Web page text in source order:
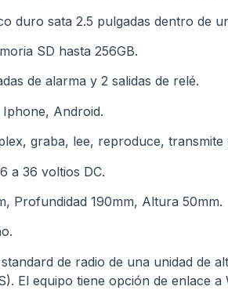
duro sata 2.5 pulgadas dentro de
SD hasta 256GB.
de alarma y 2 salidas de relé.
Android.
graba, lee, reproduce, transmite
a 36 voltios DC.
Profundidad 190mm, Altura 50mm.
de radio de una unidad de
El equipo tiene opción de enlace